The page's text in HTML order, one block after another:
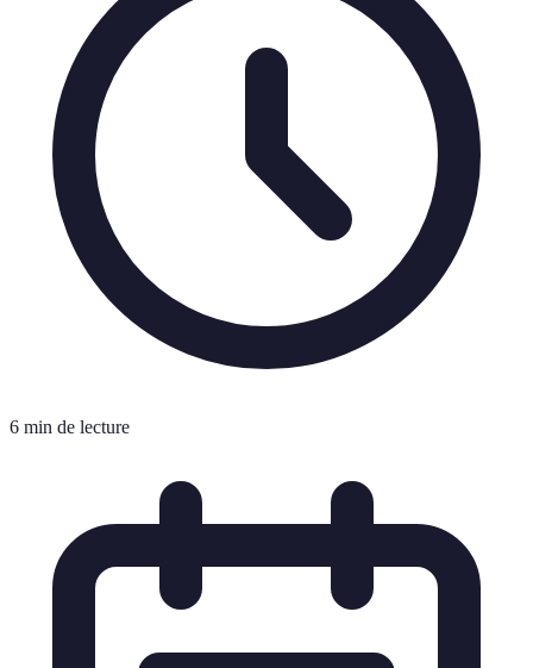
6 min de lecture